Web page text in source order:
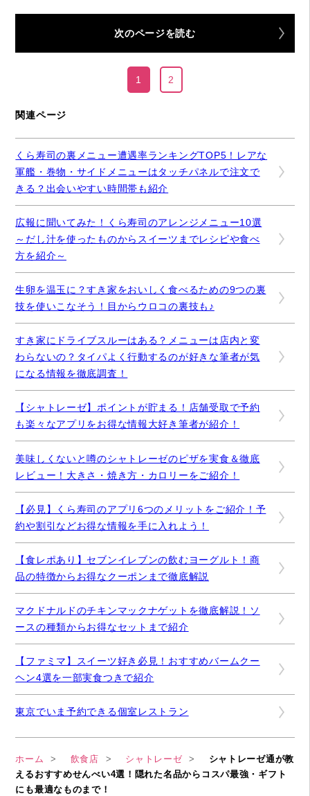
次のページを読む
1 2
関連ページ
くら寿司の裏メニュー遭遇率ランキングTOP5！レアな
軍艦・巻物・サイドメニューはタッチパネルで注文で
きる？出会いやすい時間帯も紹介
広報に聞いてみた！くら寿司のアレンジメニュー10選
～だし汁を使ったものからスイーツまでレシピや食べ
方を紹介～
生卵を温玉に？すき家をおいしく食べるための9つの裏
技を使いこなそう！目からウロコの裏技も♪
すき家にドライブスルーはある？メニューは店内と変
わらないの？タイパよく行動するのが好きな筆者が気
になる情報を徹底調査！
【シャトレーゼ】ポイントが貯まる！店舗受取で予約
も楽々なアプリをお得な情報大好き筆者が紹介！
美味しくないと噂のシャトレーゼのピザを実食＆徹底
レビュー！大きさ・焼き方・カロリーをご紹介！
【必見】くら寿司のアプリ6つのメリットをご紹介！予
約や割引などお得な情報を手に入れよう！
【食レポあり】セブンイレブンの飲むヨーグルト！商
品の特徴からお得なクーポンまで徹底解説
マクドナルドのチキンマックナゲットを徹底解説！ソ
ースの種類からお得なセットまで紹介
【ファミマ】スイーツ好き必見！おすすめバームクー
ヘン4選を一部実食つきで紹介
東京でいま予約できる個室レストラン
ホーム 飲食店 シャトレーゼ
シャトレーゼ通が教
えるおすすめせんべい4選！隠れた名品からコスパ最強・ギフト
にも最適なものまで！